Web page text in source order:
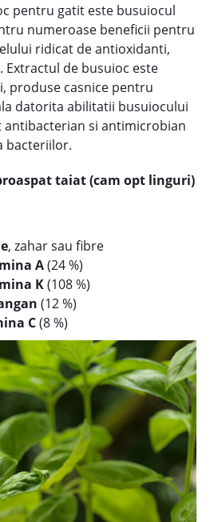
pentru gatit este busuiocul
numeroase beneficii pentru
ridicat de antioxidanti,
Extractul de busuioc este
produse casnice pentru
datorita abilitatii busuiocului
antibacterian si antimicrobian
bacteriilor.
taiat (cam opt linguri)
, zahar sau fibre
A(24 %)
K(108 %)
(12 %)
C(8 %)